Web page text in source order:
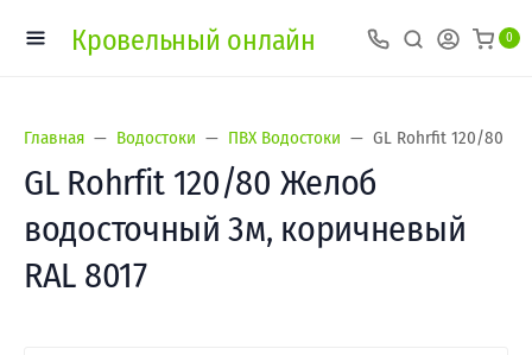
Кровельный онлайн 0
Главная Водостоки ПВХ Водостоки GL Rohrfit 120/80
GL Rohrfit 120/80 Желоб
водосточный 3м, коричневый
RAL 8017